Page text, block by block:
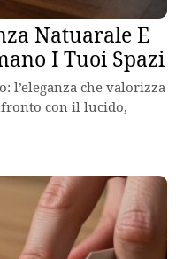
Natuarale E
I Tuoi Spazi
l’eleganza che valorizza
con il lucido,